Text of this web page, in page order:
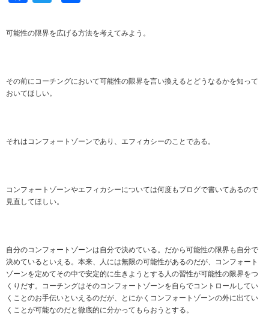
可能性の限界を広げる方法を考えてみよう。
その前にコーチングにおいて可能性の限界を言い換えるとどうなるかを知って
おいてほしい。
それはコンフォートゾーンであり、エフィカシーのことである。
コンフォートゾーンやエフィカシーについては何度もブログで書いてあるので
見直してほしい。
自分のコンフォートゾーンは自分で決めている。だから可能性の限界も自分で
決めているといえる。本来、人には無限の可能性があるのだが、コンフォート
ゾーンを定めてその中で安定的に生きようとする人の習性が可能性の限界をつ
くりだす。コーチングはそのコンフォートゾーンを自らでコントロールしてい
くことのお手伝いといえるのだが、とにかくコンフォートゾーンの外に出てい
くことが可能なのだと徹底的に分かってもらおうとする。